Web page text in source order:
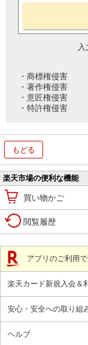
入
・商標権侵害
・著作権侵害
・意匠権侵害
・特許権侵害
もどる
楽天市場の便利な機能
買い物かご
閲覧履歴
アプリのご利用
楽天カード新規入会＆
安心・安全への取り組
ヘルプ